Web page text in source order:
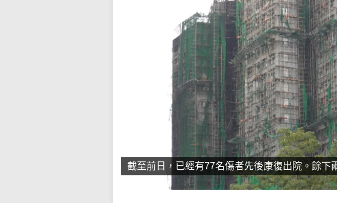
截至前日，已經有77名傷者先後康復出院。餘下